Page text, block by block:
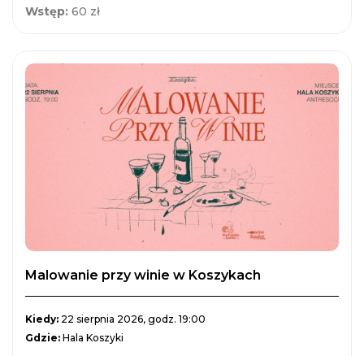
Wstęp: 60 zł
Malowanie przy winie w Koszykach
Kiedy: 22 sierpnia 2026, godz. 19:00
Gdzie: Hala Koszyki